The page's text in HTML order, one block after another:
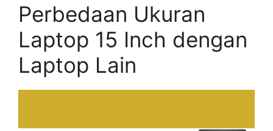
Perbedaan Ukuran
Laptop 15 Inch dengan
Laptop Lain